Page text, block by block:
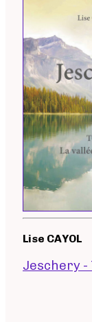
Lise CAYOL
Jeschery -